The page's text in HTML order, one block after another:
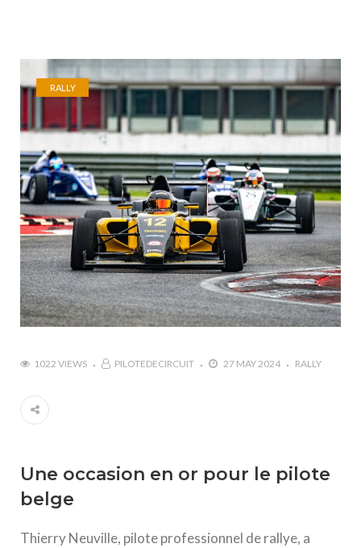
RALLY
1022 VIEWS PILOTEDECIRCUIT 27 MAY 2024 RALLY
Une occasion en or pour le pilote
belge
Thierry Neuville, pilote professionnel de rallye, a